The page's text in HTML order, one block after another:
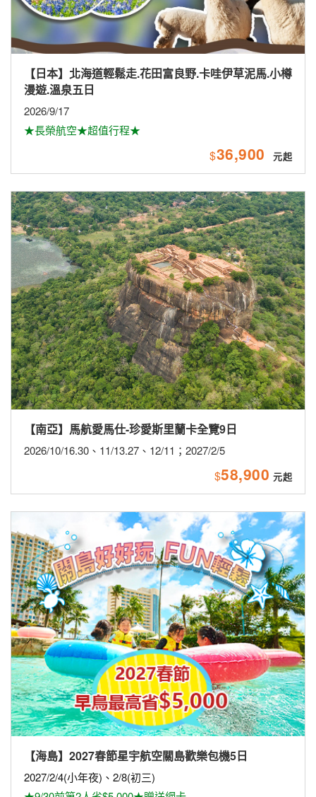
【南亞】馬航愛馬仕-珍愛斯里蘭卡全覽9日
2026/10/16.30、11/13.27、12/11；2027/2/5
$58,900
【海島】2027春節星宇航空關島歡樂包機5日
★星宇航空直飛關島★
57,888
新品上市 主題旅遊 活動企劃 聯營團體
東歐